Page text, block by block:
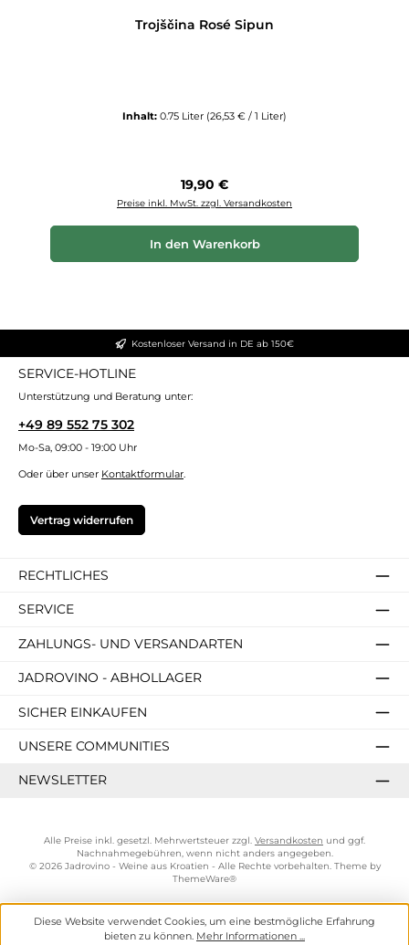
Trojščina Rosé Sipun
Inhalt: 0.75 Liter (26,53 € / 1 Liter)
Regulärer Preis:
19,90 €
Preise inkl. MwSt. zzgl. Versandkosten
In den Warenkorb
Kostenloser Versand in DE ab 150€
SERVICE-HOTLINE
Unterstützung und Beratung unter:
+49 89 552 75 302
Mo-Sa, 09:00 - 19:00 Uhr
Oder über unser Kontaktformular.
Vertrag widerrufen
RECHTLICHES
SERVICE
ZAHLUNGS- UND VERSANDARTEN
JADROVINO - ABHOLLAGER
SICHER EINKAUFEN
UNSERE COMMUNITIES
NEWSLETTER
Alle Preise inkl. gesetzl. Mehrwertsteuer zzgl. Versandkosten und ggf.
Nachnahmegebühren, wenn nicht anders angegeben.
© 2026 Jadrovino - Weine aus Kroatien - Alle Rechte vorbehalten. Theme by
ThemeWare®
Diese Website verwendet Cookies, um eine bestmögliche Erfahrung
bieten zu können. Mehr Informationen ...